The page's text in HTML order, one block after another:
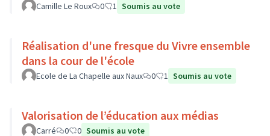
Camille Le Roux 0 1 Soumis au vote
Réalisation d'une fresque du Vivre ensemble
dans la cour de l'école
Ecole de La Chapelle aux Naux 0 1 Soumis au vote
Valorisation de l’éducation aux médias
Carré 0 0 Soumis au vote